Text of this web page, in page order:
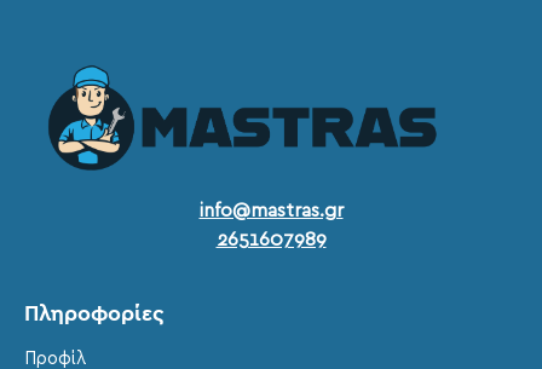
info@mastras.gr
2651607989
Πληροφορίες
Προφίλ